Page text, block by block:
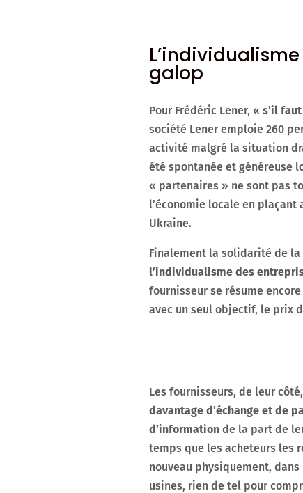
galop
Pour Frédéric Lener, « s’il
société Lener emploie 260
activité malgré la situation
été spontanée et généreuse
« partenaires » ne sont pas
l’économie locale en
Ukraine.
Finalement la solidarité de la
l’individualisme des
fournisseur se résume
avec un seul objectif, le prix
Les fournisseurs, de leur
davantage d’échange et de
d’informationde la part de
temps que les acheteurs les
nouveau physiquement,
usines, rien de tel pour